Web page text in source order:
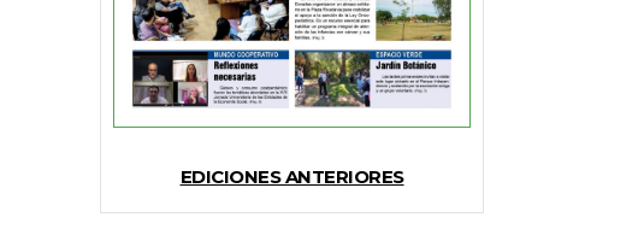
EDICIONES ANTERIORES